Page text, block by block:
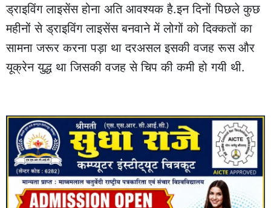
ड्राइविंग लाइसेंस होना अति आवश्यक है.इन दिनों पिछले कुछ
महीनों से ड्राइविंग लाइसेंस बनवाने में लोगों को दिक्कतों का
सामना जरूर करना पड़ा था दरअसल इसकी वजह रूस और
यूक्रेन युद्ध था जिसकी वजह से चिप की कमी हो गयी थी.